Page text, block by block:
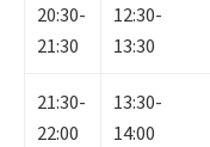
20:30-
21:30
12:30-
13:30
21:30-
22:00
13:30-
14:00